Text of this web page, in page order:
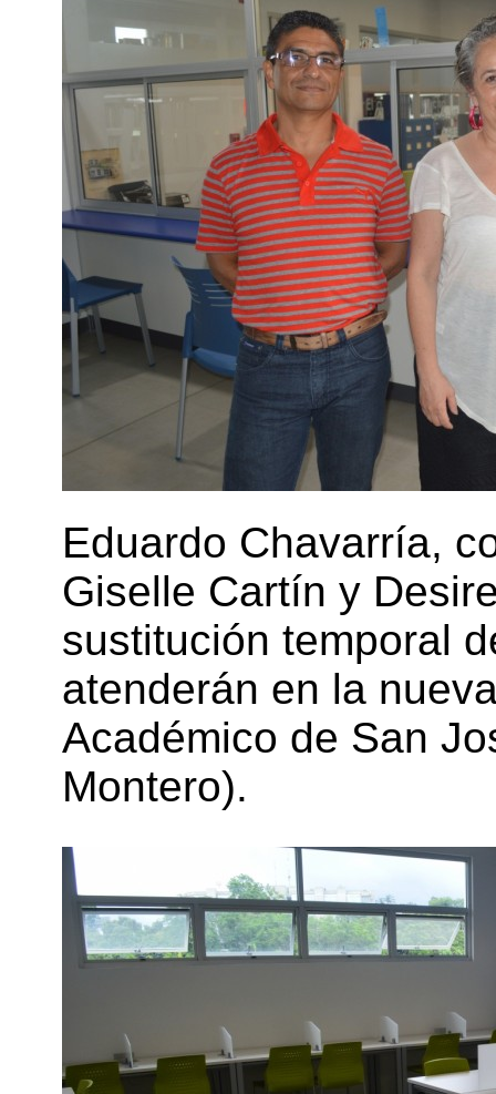
Eduardo Chavarría,
Giselle Cartín y
sustitución temporal
atenderán en la
Académico de San
Montero).